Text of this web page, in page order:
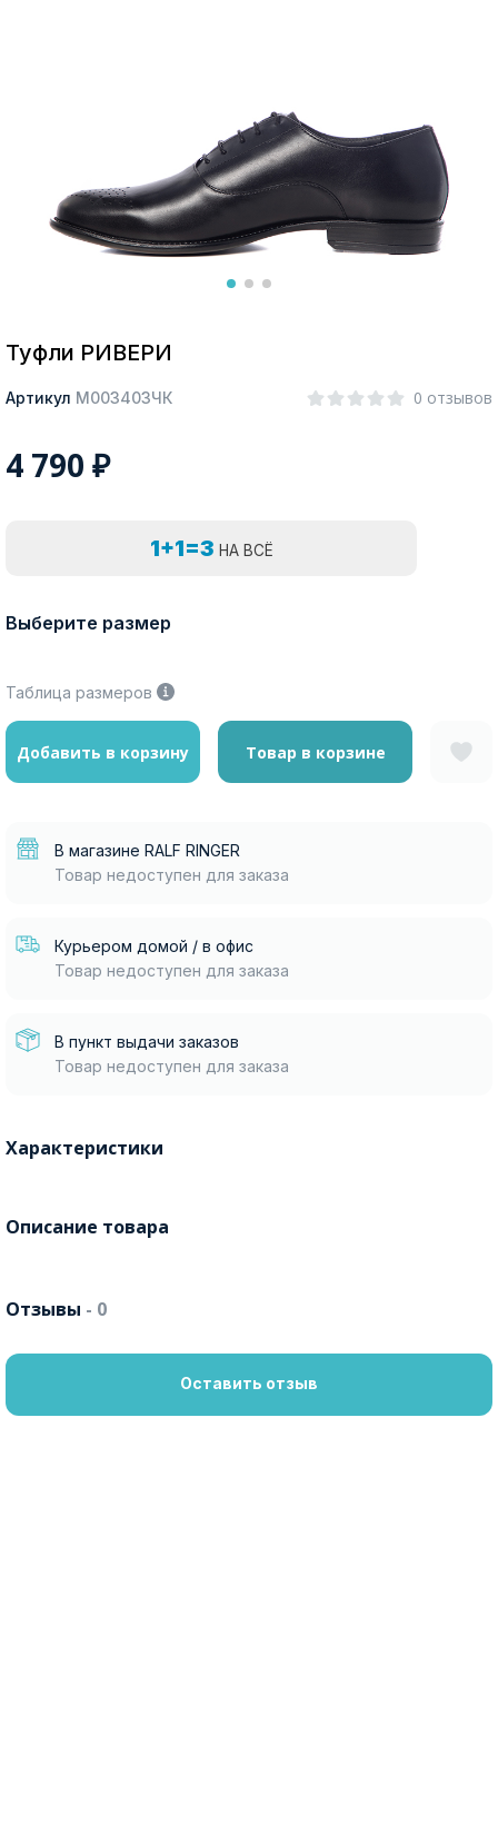
Да, все верно Изменить город
Туфли РИВЕРИ
Артикул М003403ЧК 0 отзывов
4 790 ₽
1+1=3 НА ВСЁ
Выберите размер
Таблица размеров
Добавить в корзину Товар в корзине
В магазине RALF RINGER
Товар недоступен для заказа
Курьером домой / в офис
Товар недоступен для заказа
В пункт выдачи заказов
Товар недоступен для заказа
Характеристики
Описание товара
Отзывы - 0
Оставить отзыв